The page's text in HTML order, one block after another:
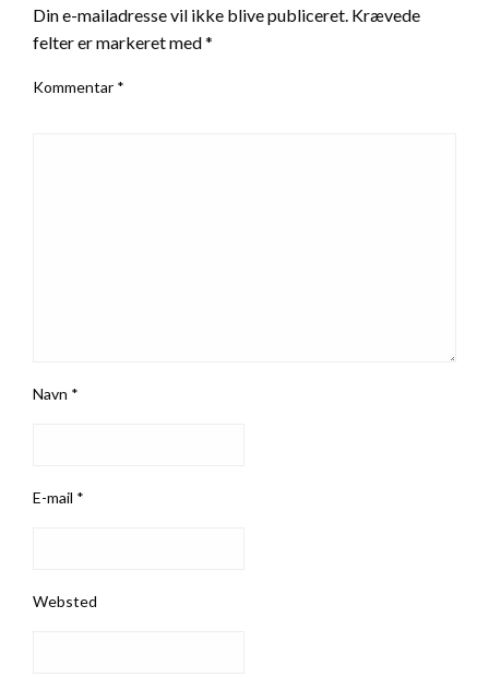
Din e-mailadresse vil ikke blive publiceret. Krævede
felter er markeret med*
Kommentar *
Navn *
E-mail *
Websted